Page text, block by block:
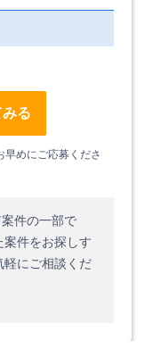
る
めにご応募くださ
件の一部で
案件をお探しす
軽にご相談くだ